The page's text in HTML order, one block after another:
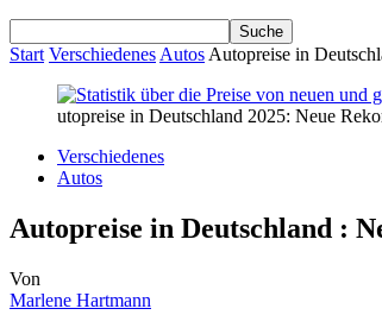
Start Verschiedenes Autos Autopreise in
utopreise in Deutschland 2025: Neue
Verschiedenes
Autos
Autopreise in Deutschland :
Von
Marlene Hartmann